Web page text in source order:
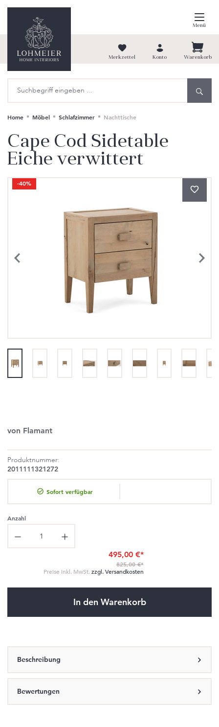
springen
Menü
Merkzettel Konto Warenkorb
Home Möbel Schlafzimmer Nachttische
Cape Cod Sidetable
Eiche verwittert
Bildergalerie überspringen
-40%
von Flamant
Produktnummer:
2011111321272
Sofort verfügbar
Anzahl
Produkt Anzahl: Gib den gewünschten Wert ein oder benutze die
495,00 €*
825,00 €*
Preise inkl. MwSt. zzgl. Versandkosten
In den Warenkorb
Beschreibung
Bewertungen